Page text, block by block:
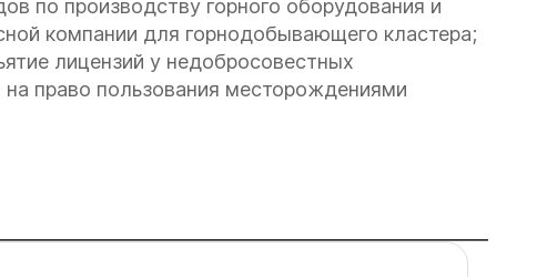
по производству горного оборудования и
компании для горнодобывающего кластера;
лицензий у недобросовестных
право пользования месторождениями